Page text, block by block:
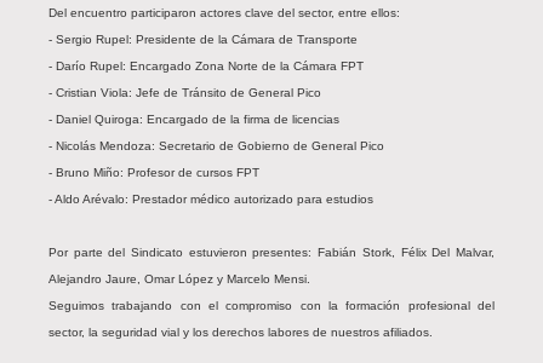
Del encuentro participaron actores clave del sector, entre ellos:
- Sergio Rupel: Presidente de la Cámara de Transporte
- Darío Rupel: Encargado Zona Norte de la Cámara FPT
- Cristian Viola: Jefe de Tránsito de General Pico
- Daniel Quiroga: Encargado de la firma de licencias
- Nicolás Mendoza: Secretario de Gobierno de General Pico
- Bruno Miño: Profesor de cursos FPT
- Aldo Arévalo: Prestador médico autorizado para estudios
Por parte del Sindicato estuvieron presentes: Fabián Stork, Félix Del Malvar,
Alejandro Jaure, Omar López y Marcelo Mensi.
Seguimos trabajando con el compromiso con la formación profesional del
sector, la seguridad vial y los derechos labores de nuestros afiliados.